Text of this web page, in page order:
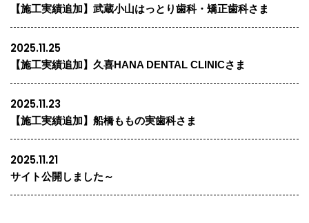
【施工実績追加】武蔵小山はっとり歯科・矯正歯科さま
2025.11.25
【施工実績追加】久喜HANA DENTAL CLINICさま
2025.11.23
【施工実績追加】船橋ももの実歯科さま
2025.11.21
サイト公開しました～